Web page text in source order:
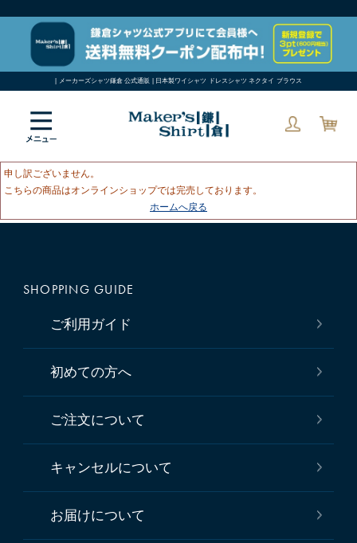
| メーカーズシャツ鎌倉 公式通販 | 日本製ワイシャツ ドレスシャツ ネクタイ ブラウス
申し訳ございません。
こちらの商品はオンラインショップでは完売しております。
ホームへ戻る
SHOPPING GUIDE
ご利用ガイド
初めての方へ
ご注文について
キャンセルについて
お届けについて